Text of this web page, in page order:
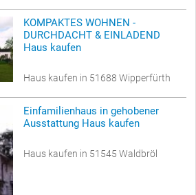
KOMPAKTES WOHNEN -
DURCHDACHT & EINLADEND
Haus kaufen
Haus kaufen in 51688 Wipperfürth
Einfamilienhaus in gehobener
Ausstattung Haus kaufen
Haus kaufen in 51545 Waldbröl